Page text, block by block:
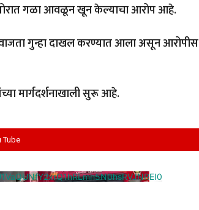
गळा आवळून खून केल्याचा आरोप आहे.
गुन्हा दाखल करण्यात आला असून आरोपीस
मार्गदर्शनाखाली सुरू आहे.
Tube